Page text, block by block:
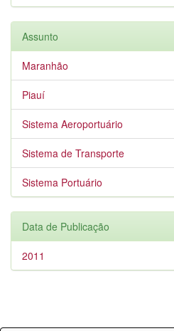
Assunto
Maranhão
Piauí
Sistema Aeroportuário
Sistema de Transporte
Sistema Portuário
Data de Publicação
2011